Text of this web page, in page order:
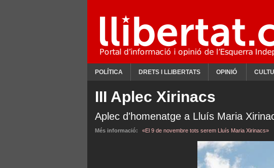
POLÍTICA DRETS I LLIBERTATS OPINIÓ
III Aplec Xirinacs
Aplec d'homenatge a Lluís Maria
Més informació: «El 9 de novembre tots serem Lluís Maria Xirinacs»